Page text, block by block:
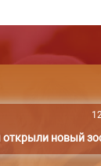
новый